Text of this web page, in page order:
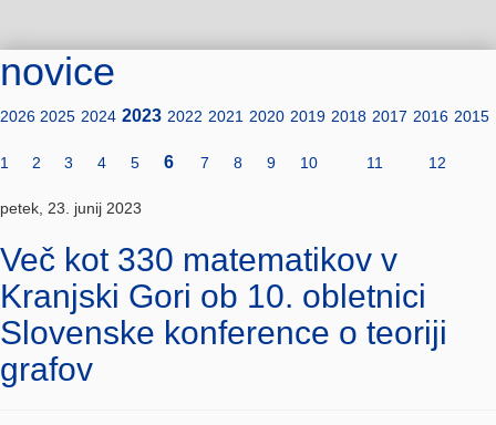
novice
2026 2025 2024 2023 2022 2021 2020 2019 2018 2017 2016 2015
1 2 3 4 5 6 7 8 9 10 11 12
petek, 23. junij 2023
Več kot 330 matematikov v
Kranjski Gori ob 10. obletnici
Slovenske konference o teoriji
grafov